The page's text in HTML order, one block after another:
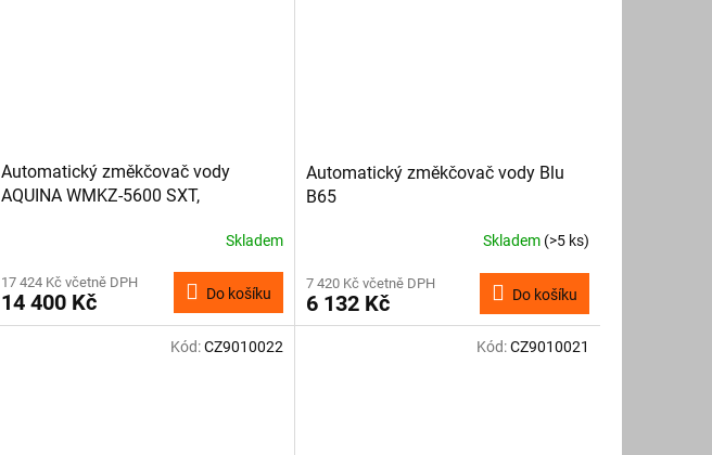
Automatický změkčovač vody
AQUINA WMKZ-5600 SXT,
Skladem
17 424 Kč včetně DPH
14 400 Kč Do košíku
Automatický změkčovač vody Blu
B65
Skladem (>5 ks)
7 420 Kč včetně DPH
6 132 Kč Do košíku
Kód:CZ9010022 Kód:CZ9010021